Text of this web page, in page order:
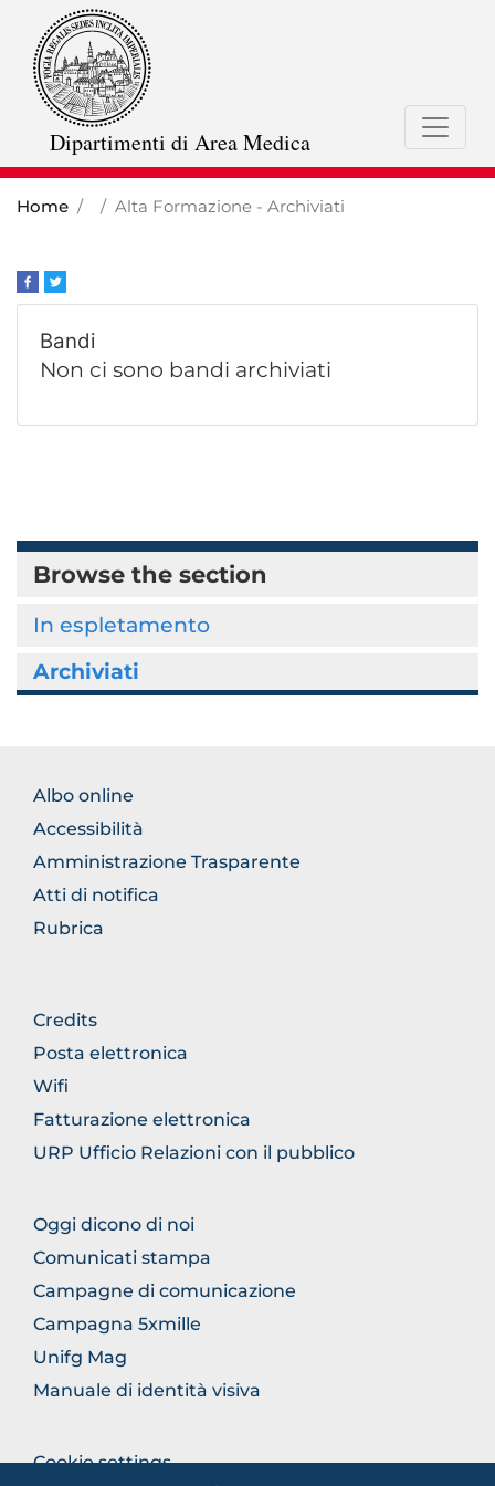
Dipartimenti di Area Medica
Home Alta Formazione - Archiviati
Bandi
Non ci sono bandi archiviati
Browse the section
In espletamento
Archiviati
BROWSE
THE
SECTION
Albo online
Accessibilità
Amministrazione Trasparente
Atti di notifica
Rubrica
BROWSE
THE
SECTION
Credits
Posta elettronica
Wifi
Fatturazione elettronica
URP Ufficio Relazioni con il pubblico
BROWSE
THE
SECTION
Oggi dicono di noi
Comunicati stampa
Campagne di comunicazione
Campagna 5xmille
Unifg Mag
Manuale di identità visiva
BROWSE
Cookie settings